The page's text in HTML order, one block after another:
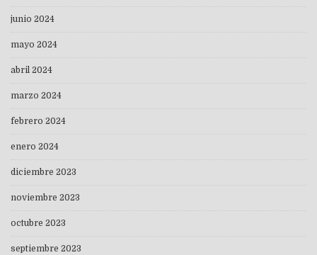
junio 2024
mayo 2024
abril 2024
marzo 2024
febrero 2024
enero 2024
diciembre 2023
noviembre 2023
octubre 2023
septiembre 2023